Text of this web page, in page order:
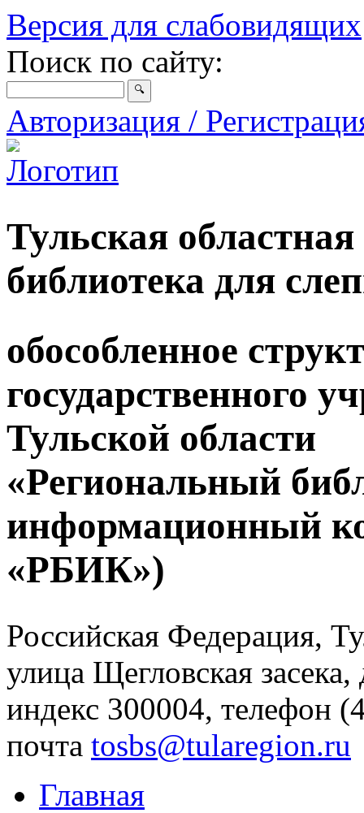
Версия для слабовидящих
Поиск по сайту:
Авторизация /
Тульская
библиотека для
обособленное
государственного
Тульской области
«Региональный
информационный
«РБИК»)
Российская Федерация,
улица Щегловская
индекс 300004, телефон
почта tosbs@tularegion.ru
Главная